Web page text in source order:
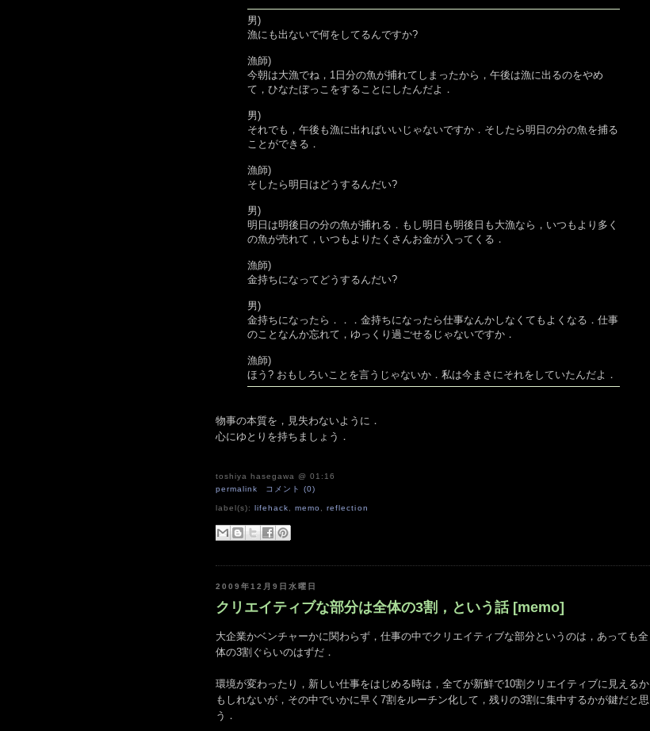
男)
漁にも出ないで何をしてるんですか?
漁師)
今朝は大漁でね，1日分の魚が捕れてしまったから，午後は漁に出るのをやめ
て，ひなたぼっこをすることにしたんだよ．
男)
それでも，午後も漁に出ればいいじゃないですか．そしたら明日の分の魚を捕る
ことができる．
漁師)
そしたら明日はどうするんだい?
男)
明日は明後日の分の魚が捕れる．もし明日も明後日も大漁なら，いつもより多く
の魚が売れて，いつもよりたくさんお金が入ってくる．
漁師)
金持ちになってどうするんだい?
男)
金持ちになったら．．．金持ちになったら仕事なんかしなくてもよくなる．仕事
のことなんか忘れて，ゆっくり過ごせるじゃないですか．
漁師)
ほう? おもしろいことを言うじゃないか．私は今まさにそれをしていたんだよ．
物事の本質を，見失わないように．
心にゆとりを持ちましょう．
toshiya hasegawa @ 01:16
permalink
コメント (0)
label(s):lifehack ,memo ,reflection
2009年12月9日水曜日
クリエイティブな部分は全体の3割，という話 [memo]
大企業かベンチャーかに関わらず，仕事の中でクリエイティブな部分というのは，あっても全
体の3割ぐらいのはずだ．
環境が変わったり，新しい仕事をはじめる時は，全てが新鮮で10割クリエイティブに見えるか
もしれないが，その中でいかに早く7割をルーチン化して，残りの3割に集中するかが鍵だと思
う．